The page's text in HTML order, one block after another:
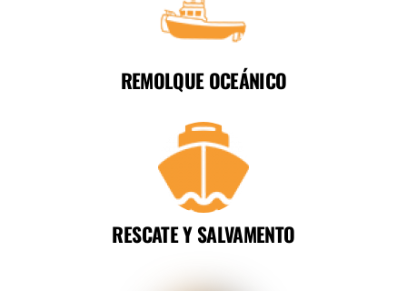
REMOLQUE OCEÁNICO
RESCATE Y SALVAMENTO